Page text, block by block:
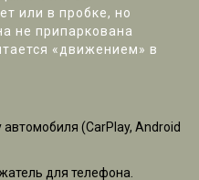
или в пробке, но
не припаркована
«движением» в
(CarPlay, Android
для телефона.